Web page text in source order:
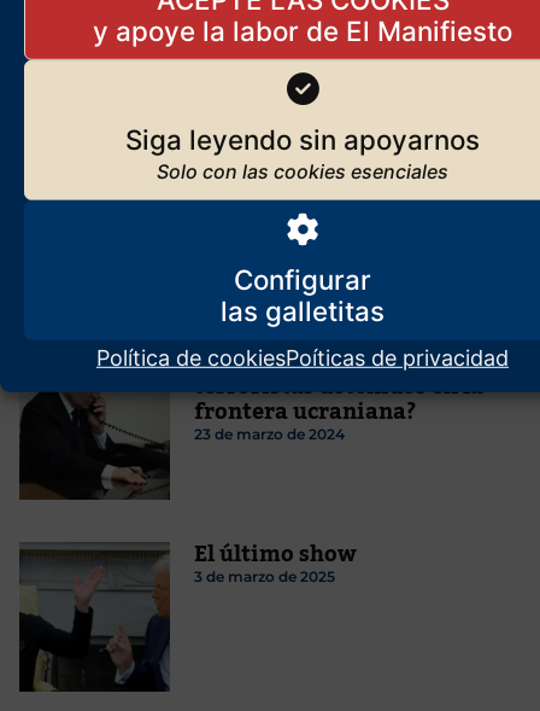
Siga leyendo sin apoyarnos
Configurar
Política de cookiesPoíticas de privacidad
¿Francia?
[RUSIA] ¿Hacían turismo los
terroristas detenidos en la
frontera ucraniana?
23 de marzo de 2024
El último show
3 de marzo de 2025